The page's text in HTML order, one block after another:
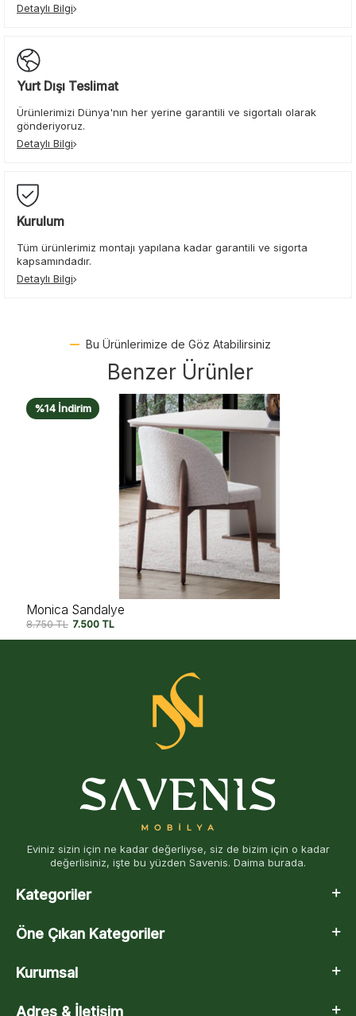
Detaylı Bilgi
Yurt Dışı Teslimat
Ürünlerimizi Dünya'nın her yerine garantili ve sigortalı olarak
gönderiyoruz.
Detaylı Bilgi
Kurulum
Tüm ürünlerimiz montajı yapılana kadar garantili ve sigorta
kapsamındadır.
Detaylı Bilgi
Bu Ürünlerimize de Göz Atabilirsiniz
Benzer Ürünler
%14 İndirim
Monica Sandalye
8.750TL 7.500TL
Eviniz sizin için ne kadar değerliyse, siz de bizim için o kadar
değerlisiniz, işte bu yüzden Savenis. Daima burada.
Kategoriler
Öne Çıkan Kategoriler
Kurumsal
Adres & İletişim